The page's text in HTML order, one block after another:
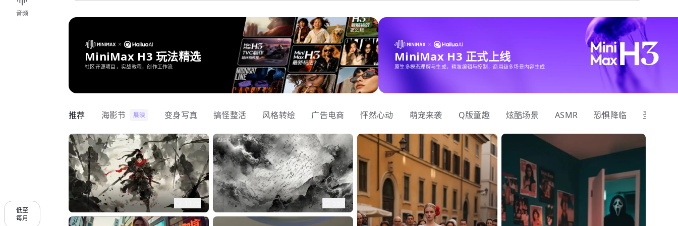
音频
低至
每月
MiniMax H3 玩法精选
社区开源项目，实战教程，创作工作流
MiniMax H3 正式上线
原生多模态理解与生成，精准编辑与控制，商用级多场景内容生成
推荐 海影节 展映 变身写真 搞怪整活 风格转绘 广告电商 怦然心动 萌宠来袭 Q版童趣 炫酷场景 ASMR 恐惧降临 圣诞狂欢